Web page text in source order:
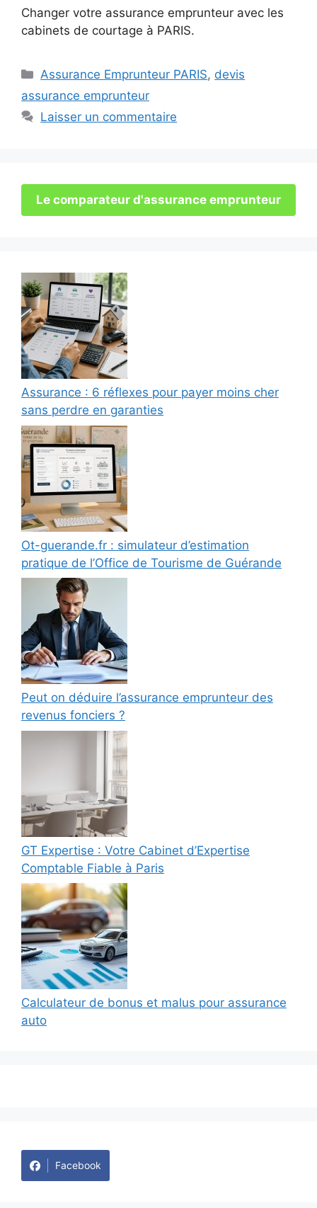
Changer votre assurance emprunteur avec les
cabinets de courtage à PARIS.
Catégories
Assurance Emprunteur PARIS, devis
assurance emprunteur
Laisser un commentaire
Le comparateur d'assurance emprunteur
Assurance : 6 réflexes pour payer moins cher
sans perdre en garanties
Ot-guerande.fr : simulateur d’estimation
pratique de l’Office de Tourisme de Guérande
Peut on déduire l’assurance emprunteur des
revenus fonciers ?
GT Expertise : Votre Cabinet d’Expertise
Comptable Fiable à Paris
Calculateur de bonus et malus pour assurance
auto
Facebook